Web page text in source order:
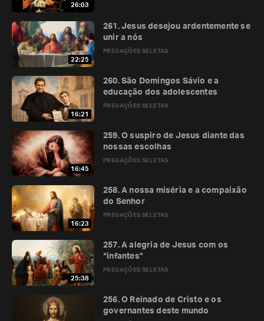
26:03
22:25
PREGAÇÕES SELETAS
261. Jesus desejou ardentemente se
unir a nós
16:21
PREGAÇÕES SELETAS
260. São Domingos Sávio e a
educação dos adolescentes
16:45
PREGAÇÕES SELETAS
259. O suspiro de Jesus diante das
nossas escolhas
16:23
PREGAÇÕES SELETAS
258. A nossa miséria e a compaixão
do Senhor
25:38
PREGAÇÕES SELETAS
257. A alegria de Jesus com os
“infantes”
256. O Reinado de Cristo e os
governantes deste mundo